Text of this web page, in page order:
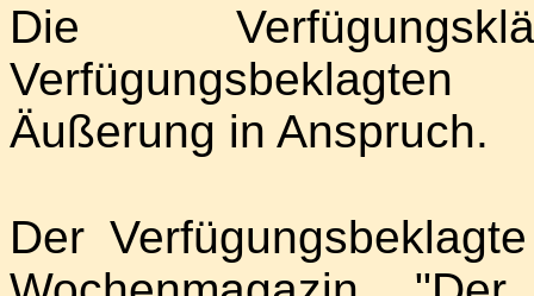
Die
Äußerung in Anspruch.
Der